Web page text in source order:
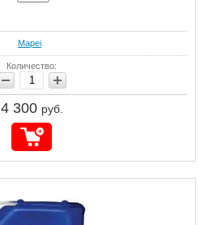
Mapei
Количество:
4 300 руб.